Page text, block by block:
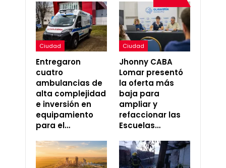
Ciudad
Entregaron
cuatro
ambulancias de
alta complejidad
e inversión en
equipamiento
para el…
Ciudad
Jhonny CABA
Lomar presentó
la oferta más
baja para
ampliar y
refaccionar las
Escuelas…